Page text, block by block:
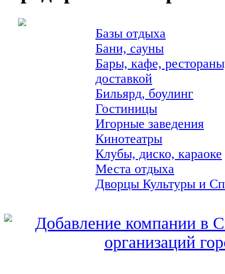
Базы отдыха
Бани, сауны
Бары, кафе,
доставкой
Бильярд, боулинг
Гостиницы
Игорные заведения
Кинотеатры
Клубы, диско, караоке
Места отдыха
Дворцы Культуры и